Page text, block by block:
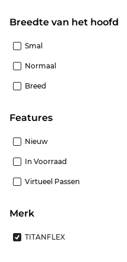
Breedte van het hoofd
Smal
Normaal
Breed
features
Nieuw
In Voorraad
Virtueel Passen
Merk
TITANFLEX